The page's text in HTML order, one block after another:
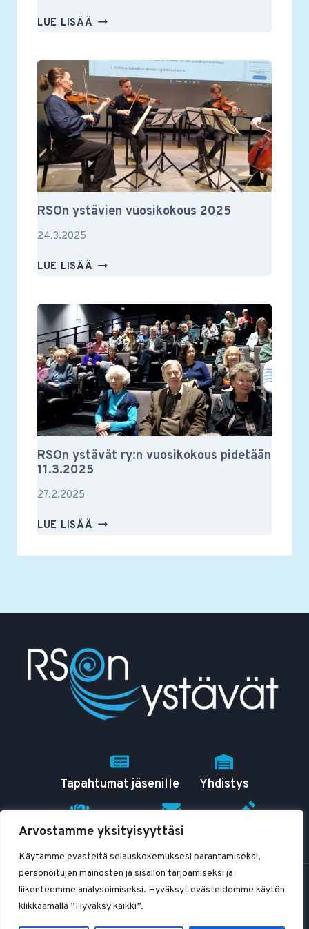
Arvostamme yksityisyyttäsi
Käytämme evästeitä selauskokemuksesi parantamiseksi,
personoitujen mainosten ja sisällön tarjoamiseksi ja
liikenteemme analysoimiseksi. Hyväksyt evästeidemme käytön
klikkaamalla ”Hyväksy kaikki”.
LUE LISÄÄ RSON
TAPAHTUI
RSOn ystävien vuosikokous 2025
24.3.2025
LUE LISÄÄ RSON
2025
RSOn ystävät ry:n vuosikokous pidetään
11.3.2025
27.2.2025
LUE LISÄÄ RSON
RY:N
Tapahtumat jäsenille Yhdistys
RSO tutuksi Yhteystiedot
© 2026 RSOn ystävät ry